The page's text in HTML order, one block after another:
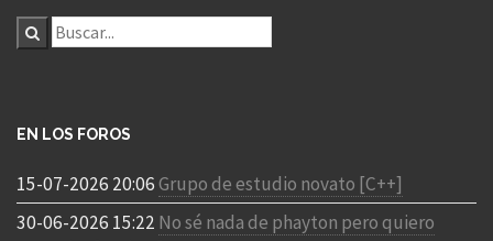
EN LOS FOROS
15-07-2026 20:06Grupo de estudio novato [C++]
30-06-2026 15:22 No sé nada de phayton pero quiero